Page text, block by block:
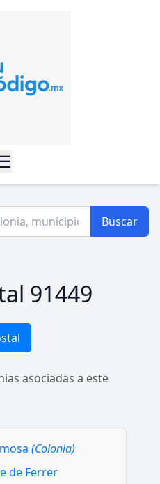
Buscar
91449
asociadas a este
(Colonia)
de Ferrer